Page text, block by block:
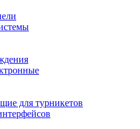
для турникетов